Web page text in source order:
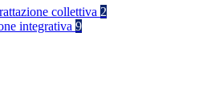
collettiva 2
integrativa 9